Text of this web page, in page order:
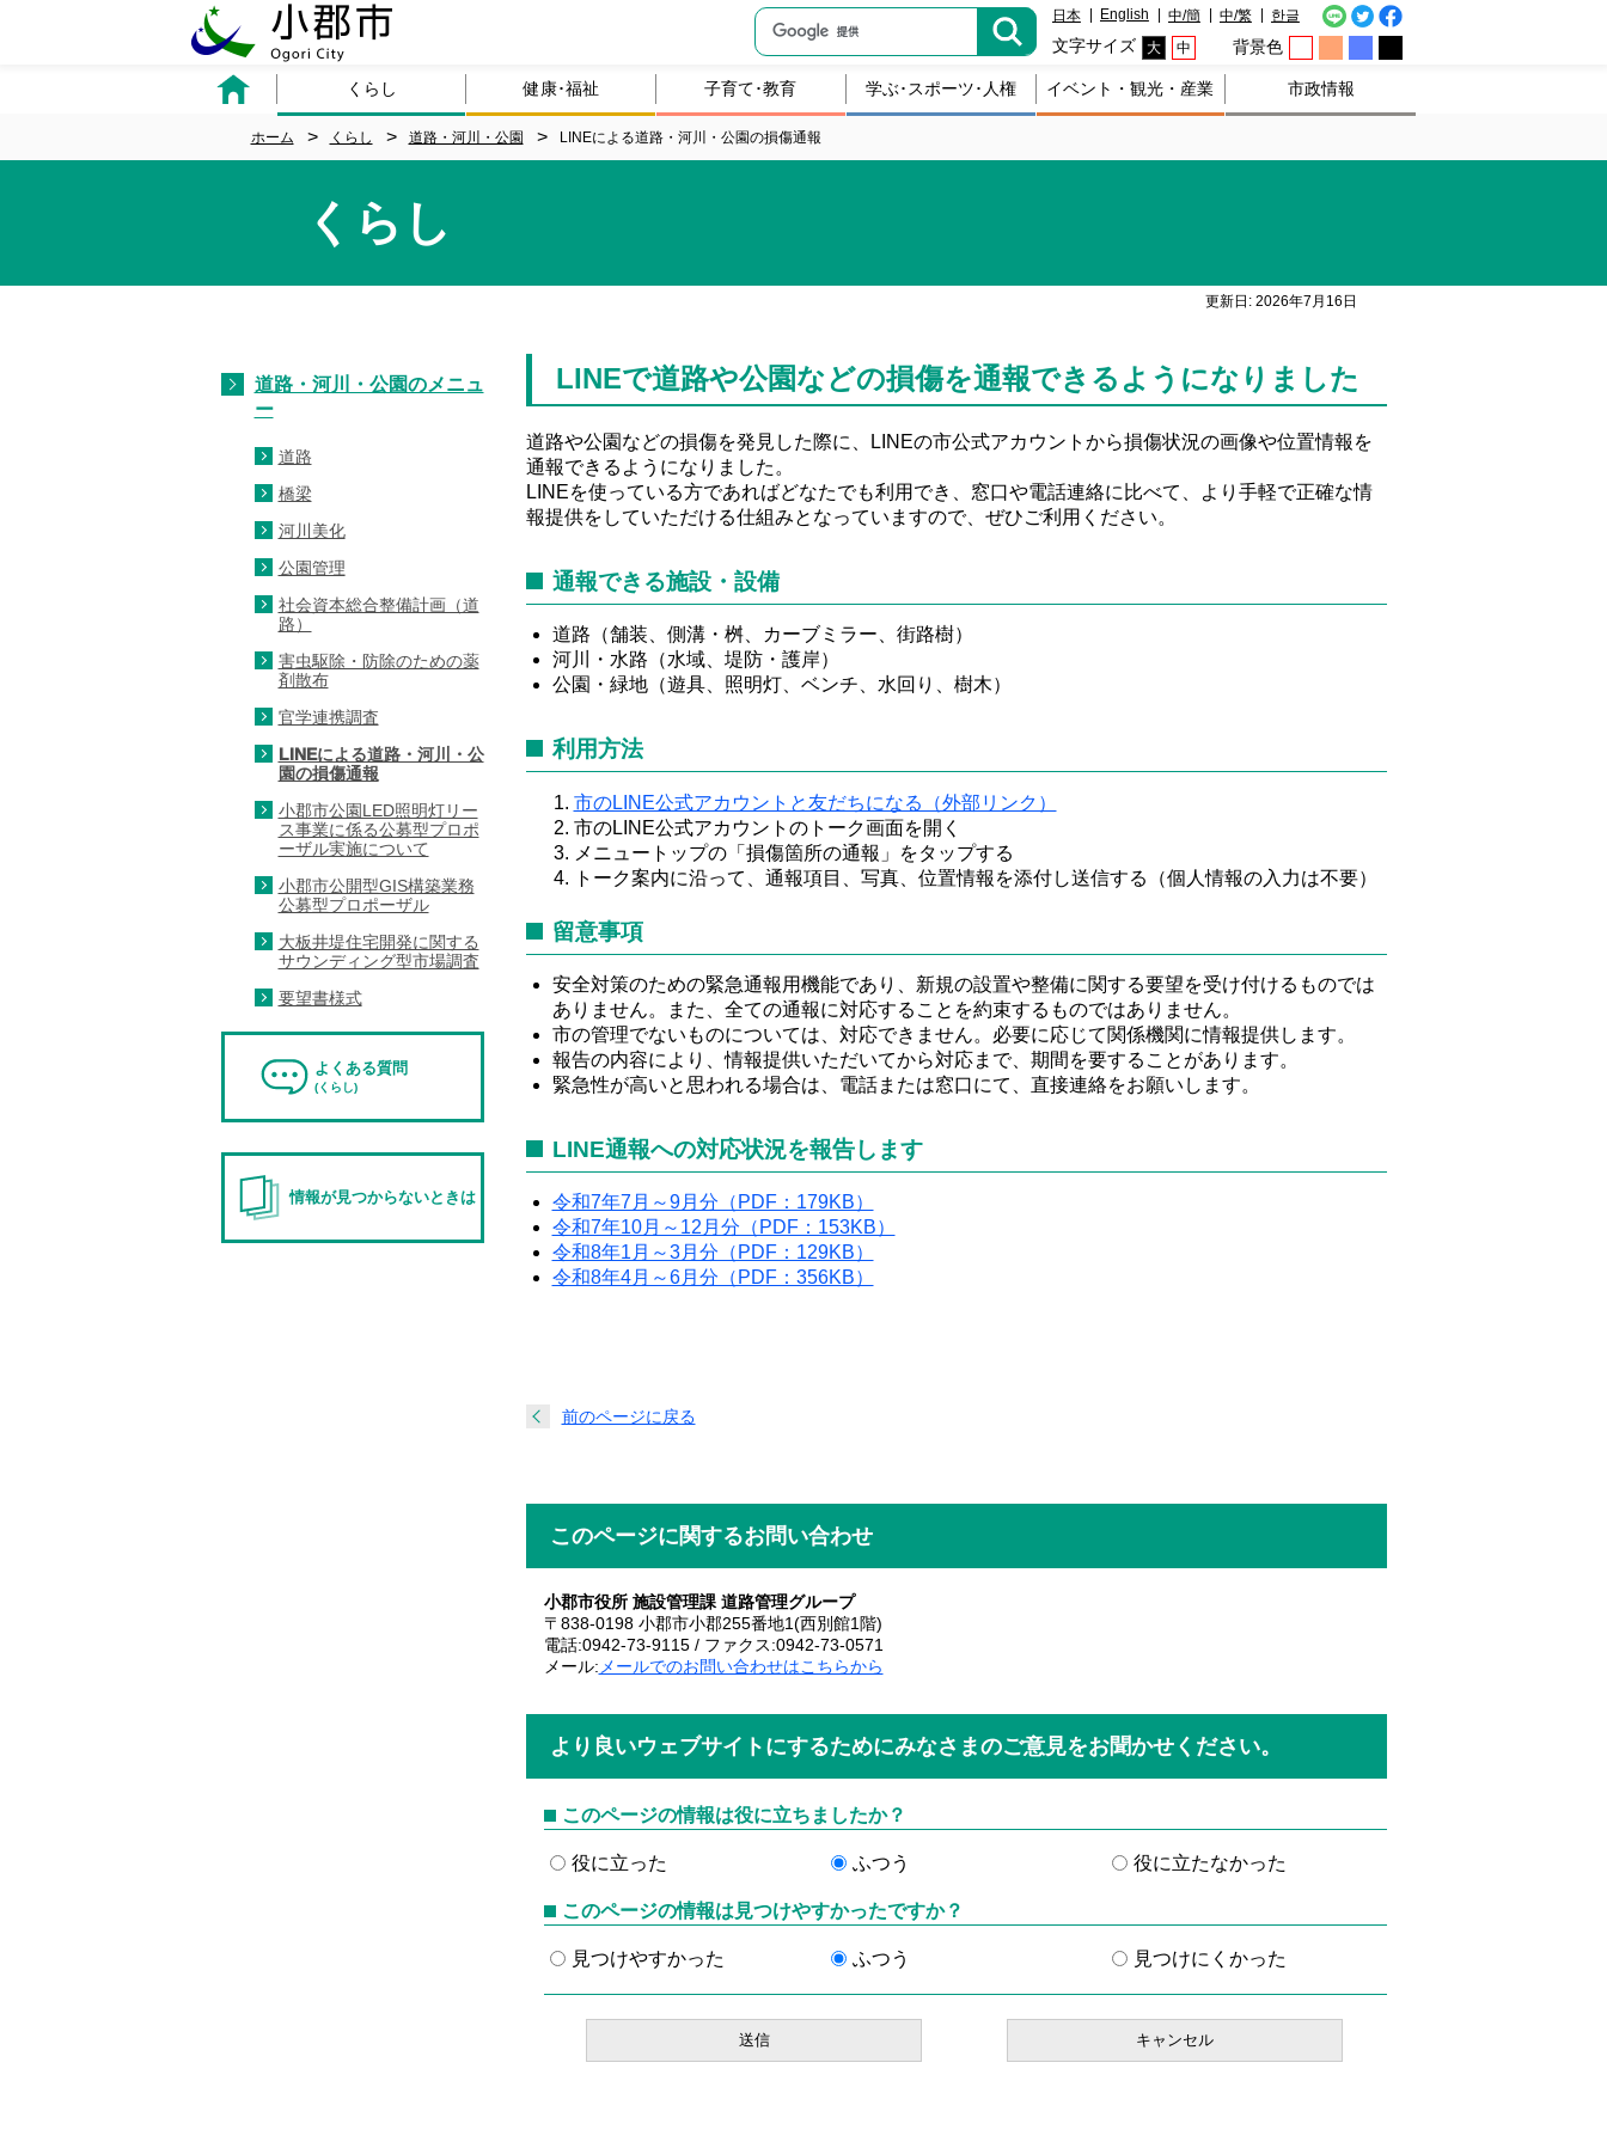
日本 English 中/簡 中/繁 한글
文字サイズ 大 中 背景色
くらし 健康･福祉 子育て･教育 学ぶ･スポーツ･人権 イベント・観光・産業 市政情報
ホーム くらし 道路・河川・公園 LINEによる道路・河川・公園の損傷通報
くらし
更新日: 2026年7月16日
LINEで道路や公園などの損傷を通報できるようになりました
道路や公園などの損傷を発見した際に、LINEの市公式アカウントから損傷状況の画像や位置情報を
通報できるようになりました。
LINEを使っている方であればどなたでも利用でき、窓口や電話連絡に比べて、より手軽で正確な情
報提供をしていただける仕組みとなっていますので、ぜひご利用ください。
通報できる施設・設備
道路（舗装、側溝・桝、カーブミラー、街路樹）
河川・水路（水域、堤防・護岸）
公園・緑地（遊具、照明灯、ベンチ、水回り、樹木）
利用方法
市のLINE公式アカウントと友だちになる（外部リンク）
市のLINE公式アカウントのトーク画面を開く
メニュートップの「損傷箇所の通報」をタップする
トーク案内に沿って、通報項目、写真、位置情報を添付し送信する（個人情報の入力は不要）
留意事項
安全対策のための緊急通報用機能であり、新規の設置や整備に関する要望を受け付けるものでは
ありません。また、全ての通報に対応することを約束するものではありません。
市の管理でないものについては、対応できません。必要に応じて関係機関に情報提供します。
報告の内容により、情報提供いただいてから対応まで、期間を要することがあります。
緊急性が高いと思われる場合は、電話または窓口にて、直接連絡をお願いします。
LINE通報への対応状況を報告します
令和7年7月～9月分（PDF：179KB）
令和7年10月～12月分（PDF：153KB）
令和8年1月～3月分（PDF：129KB）
令和8年4月～6月分（PDF：356KB）
前のページに戻る
このページに関するお問い合わせ
小郡市役所 施設管理課 道路管理グループ
〒838-0198 小郡市小郡255番地1(西別館1階)
電話:0942-73-9115 / ファクス:0942-73-0571
メール: メールでのお問い合わせはこちらから
より良いウェブサイトにするためにみなさまのご意見をお聞かせください。
このページの情報は役に立ちましたか？
役に立った ふつう 役に立たなかった
このページの情報は見つけやすかったですか？
見つけやすかった ふつう 見つけにくかった
道路・河川・公園のメニュ
ー
道路
橋梁
河川美化
公園管理
社会資本総合整備計画（道
路）
害虫駆除・防除のための薬
剤散布
官学連携調査
LINEによる道路・河川・公
園の損傷通報
小郡市公園LED照明灯リー
ス事業に係る公募型プロポ
ーザル実施について
小郡市公開型GIS構築業務
公募型プロポーザル
大板井堤住宅開発に関する
サウンディング型市場調査
要望書様式
よくある質問
(くらし)
情報が見つからないときは